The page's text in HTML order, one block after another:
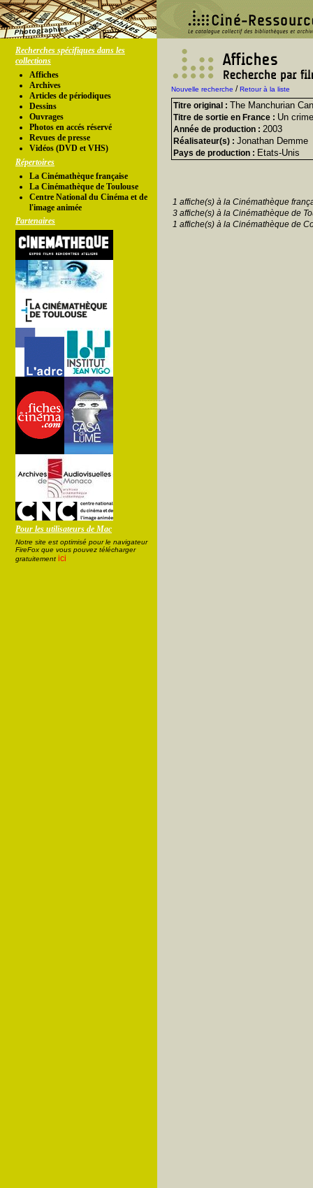
Recherches spécifiques dans les
collections
Affiches
Archives
Articles de périodiques
Dessins
Ouvrages
Photos en accés réservé
Revues de presse
Vidéos (DVD et VHS)
Répertoires
La Cinémathèque française
La Cinémathèque de Toulouse
Centre National du Cinéma et de
l'image animée
Partenaires
Pour les utilisateurs de Mac
Notre site est optimisé pour le navigateur
FireFox que vous pouvez télécharger
gratuitement ici
Nouvelle recherche /Retour à la liste
Titre original : The Manchurian
Titre de sortie en France : Un
Année de production : 2003
Réalisateur(s) : Jonathan Demme
Pays de production : Etats-Unis
1 affiche(s) à la Cinémathèque
3 affiche(s) à la Cinémathèque de
1 affiche(s) à la Cinémathèque de